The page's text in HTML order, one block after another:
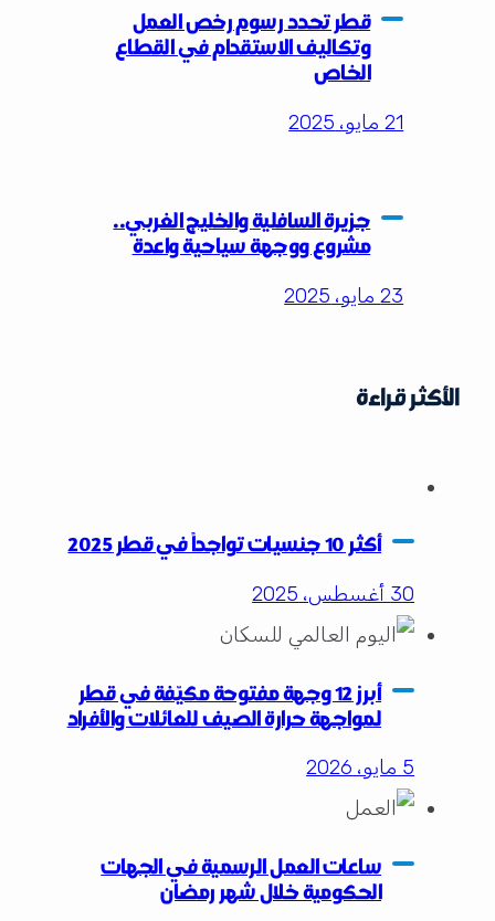
قطر تحدد رسوم رخص العمل
وتكاليف الاستقدام في القطاع
الخاص
21 مايو، 2025
جزيرة السافلية والخليج الغربي..
مشروع ووجهة سياحية واعدة
23 مايو، 2025
الأكثر قراءة
أكثر 10 جنسيات تواجداً في قطر 2025
30 أغسطس، 2025
أبرز 12 وجهة مفتوحة مكيّفة في قطر
لمواجهة حرارة الصيف للعائلات والأفراد
5 مايو، 2026
ساعات العمل الرسمية في الجهات
الحكومية خلال شهر رمضان